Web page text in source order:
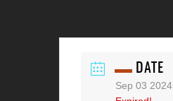
DATE
Sep 03 2024